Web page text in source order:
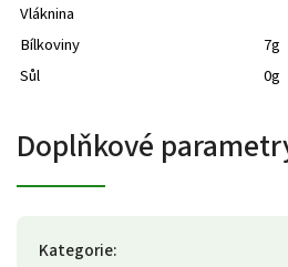
Vláknina
Bílkoviny
7g
Sůl
0g
Doplňkové
Kategorie: